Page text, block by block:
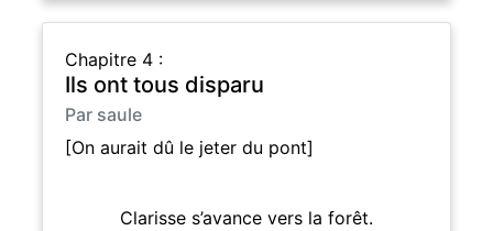
Chapitre 4 :
Ils ont tous disparu
Par saule
[On aurait dû le jeter du pont]
Clarisse s’avance vers la forêt.